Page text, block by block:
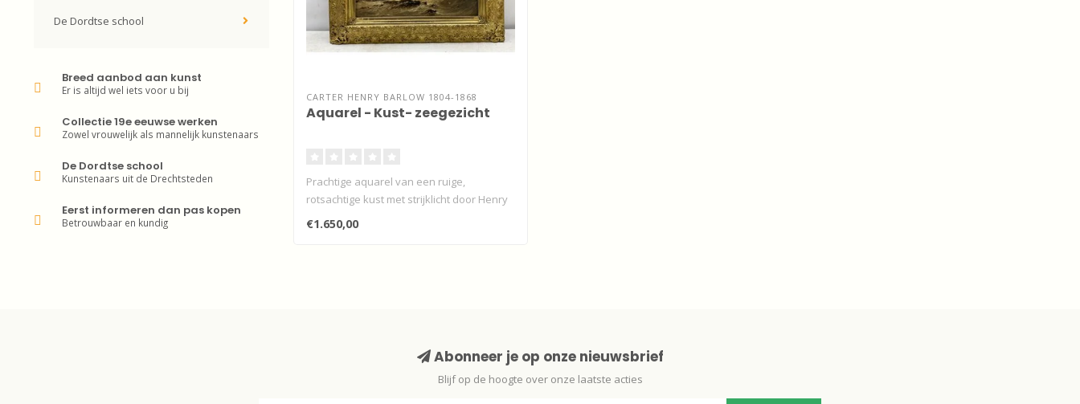
De Dordtse school
Breed aanbod aan kunst
Er is altijd wel iets voor u bij
Collectie 19e eeuwse werken
Zowel vrouwelijk als mannelijk kunstenaars
De Dordtse school
Kunstenaars uit de Drechtsteden
Eerst informeren dan pas kopen
Betrouwbaar en kundig
CARTER HENRY BARLOW 1804-1868
Aquarel - Kust- zeegezicht
Prachtige aquarel van een ruige,
rotsachtige kust met strijklicht door Henry
Bar..
€1.650,00
Abonneer je op onze nieuwsbrief
Blijf op de hoogte over onze laatste acties